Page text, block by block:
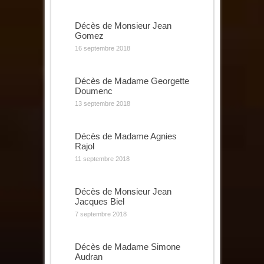
Décès de Monsieur Jean
Gomez
16 septembre 2018
Décès de Madame Georgette
Doumenc
13 septembre 2018
Décès de Madame Agnies
Rajol
11 septembre 2018
Décès de Monsieur Jean
Jacques Biel
7 septembre 2018
Décès de Madame Simone
Audran